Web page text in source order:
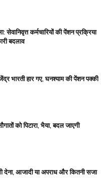
कर्मचारियों की पेंशन प्रक्रिया
बदलाव
भारती हार गए, घनश्याम की पेंशन पक्की
को पिटारा, भैया, बदल जाएगी
देना, आजादी या अपराध और कितनी सजा